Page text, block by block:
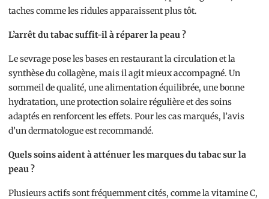
taches comme les ridules apparaissent plus tôt.
L’arrêt du tabac suffit-il à réparer la peau ?
Le sevrage pose les bases en restaurant la circulation et la
synthèse du collagène, mais il agit mieux accompagné. Un
sommeil de qualité, une alimentation équilibrée, une bonne
hydratation, une protection solaire régulière et des soins
adaptés en renforcent les effets. Pour les cas marqués, l’avis
d’un dermatologue est recommandé.
Quels soins aident à atténuer les marques du tabac sur la
peau ?
Plusieurs actifs sont fréquemment cités, comme la vitamine C,